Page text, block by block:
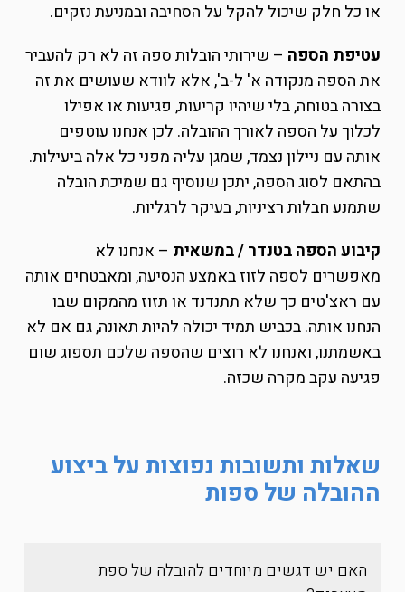
או כל חלק שיכול להקל על הסחיבה ובמניעת נזקים.
עטיפת הספה – שירותי הובלות ספה זה לא רק להעביר
את הספה מנקודה א' ל-ב', אלא לוודא שעושים את זה
בצורה בטוחה, בלי שיהיו קריעות, פגיעות או אפילו
לכלוך על הספה לאורך ההובלה. לכן אנחנו עוטפים
אותה עם ניילון נצמד, שמגן עליה מפני כל אלה ביעילות.
בהתאם לסוג הספה, יתכן שנוסיף גם שמיכת הובלה
שתמנע חבלות רציניות, בעיקר לרגליות.
קיבוע הספה בטנדר / במשאית – אנחנו לא
מאפשרים לספה לזוז באמצע הנסיעה, ומאבטחים אותה
עם ראצ'טים כך שלא תתנדנד או תזוז מהמקום שבו
הנחנו אותה. בכביש תמיד יכולה להיות תאונה, גם אם לא
באשמתנו, ואנחנו לא רוצים שהספה שלכם תספוג שום
פגיעה עקב מקרה שכזה.
שאלות ותשובות נפוצות על ביצוע
ההובלה של ספות
האם יש דגשים מיוחדים להובלה של ספת